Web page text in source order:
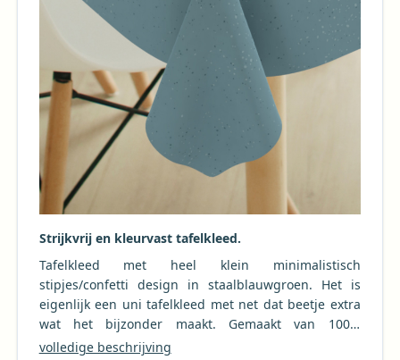
Strijkvrij en kleurvast tafelkleed.
Tafelkleed met heel klein minimalistisch
stipjes/confetti design in staalblauwgroen. Het is
eigenlijk een uni tafelkleed met net dat beetje extra
wat het bijzonder maakt. Gemaakt van 100%
hernieuwbaar polyester met "cotton look & feel".
volledige beschrijving